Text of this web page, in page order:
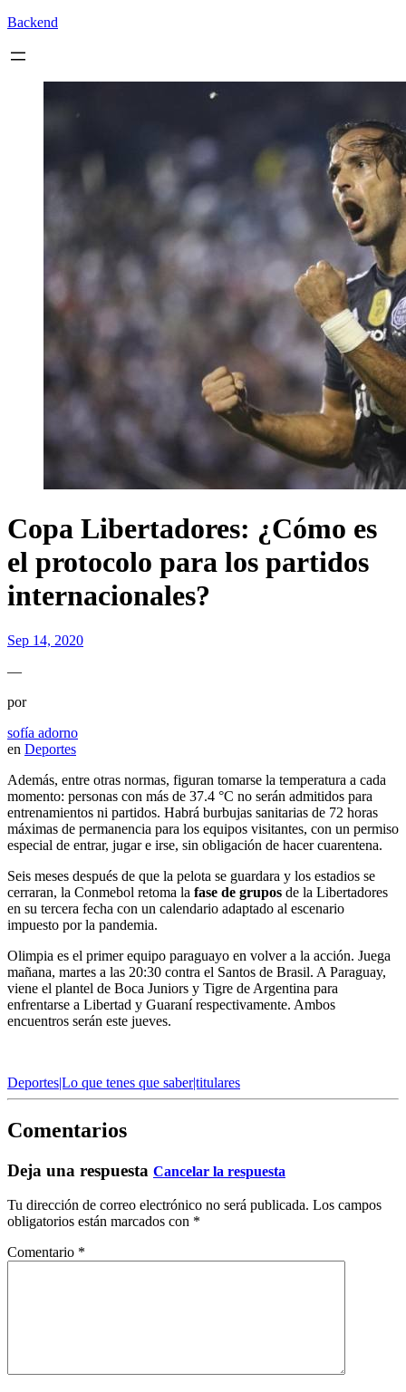
Backend
Copa Libertadores: ¿Cómo es
el protocolo para los partidos
internacionales?
Sep 14, 2020
—
por
sofía adorno
en Deportes
Además, entre otras normas, figuran tomarse la temperatura a cada
momento: personas con más de 37.4 °C no serán admitidos para
entrenamientos ni partidos. Habrá burbujas sanitarias de 72 horas
máximas de permanencia para los equipos visitantes, con un permiso
especial de entrar, jugar e irse, sin obligación de hacer cuarentena.
Seis meses después de que la pelota se guardara y los estadios se
cerraran, la Conmebol retoma la fase de grupos de la Libertadores
en su tercera fecha con un calendario adaptado al escenario
impuesto por la pandemia.
Olimpia es el primer equipo paraguayo en volver a la acción. Juega
mañana, martes a las 20:30 contra el Santos de Brasil. A Paraguay,
viene el plantel de Boca Juniors y Tigre de Argentina para
enfrentarse a Libertad y Guaraní respectivamente. Ambos
encuentros serán este jueves.
Deportes|Lo que tenes que saber|titulares
Comentarios
Deja una respuesta Cancelar la respuesta
Tu dirección de correo electrónico no será publicada. Los campos
obligatorios están marcados con *
Comentario *